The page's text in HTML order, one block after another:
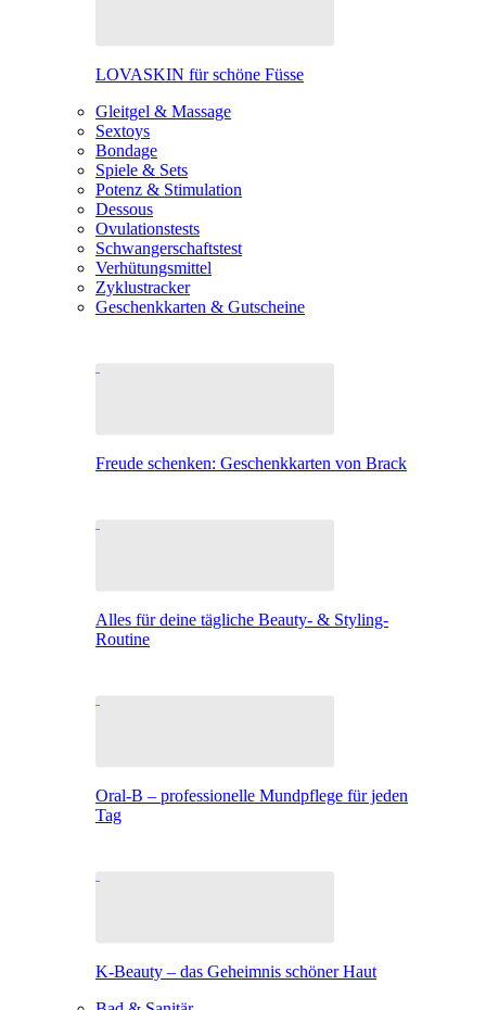
LOVASKIN für schöne Füsse
Gleitgel & Massage
Sextoys
Bondage
Spiele & Sets
Potenz & Stimulation
Dessous
Ovulationstests
Schwangerschaftstest
Verhütungsmittel
Zyklustracker
Geschenkkarten & Gutscheine
Freude schenken: Geschenkkarten von Brack
Alles für deine tägliche Beauty- & Styling-
Routine
Oral-B – professionelle Mundpflege für jeden
Tag
K-Beauty – das Geheimnis schöner Haut